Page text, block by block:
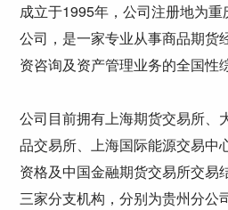
成立于1995年，公司注册地为
公司，是一家专业从事商品期货
资咨询及资产管理业务的全国性
公司目前拥有上海期货交易所、
品交易所、上海国际能源交易中
资格及中国金融期货交易所交易
三家分支机构，分别为贵州分公